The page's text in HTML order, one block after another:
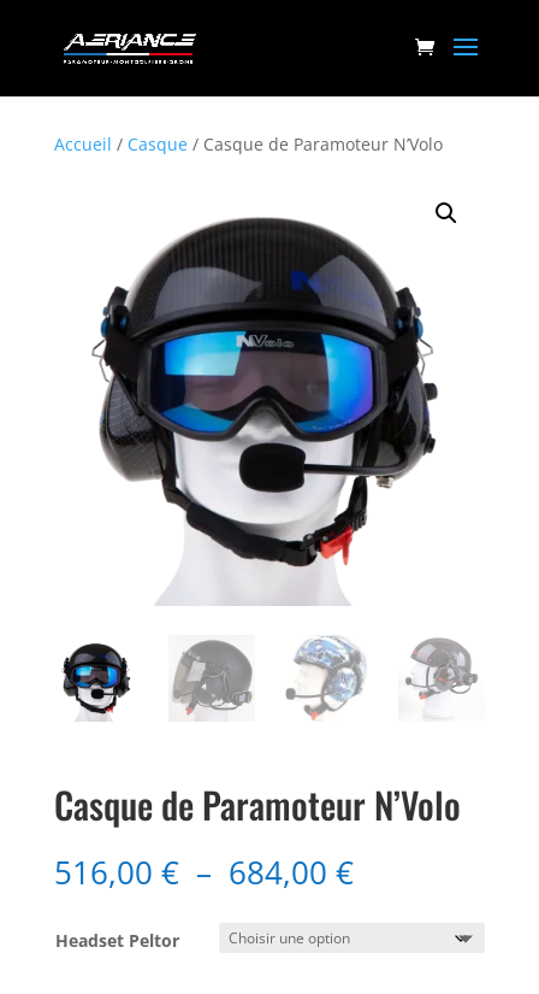
Accueil / Casque/ Casque de Paramoteur N’Volo
Casque de Paramoteur N’Volo
516,00 € – 684,00 €Plage
de
516,00 €
Headset Peltor